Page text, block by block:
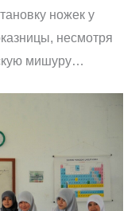
ножек у
несмотря
мишуру…